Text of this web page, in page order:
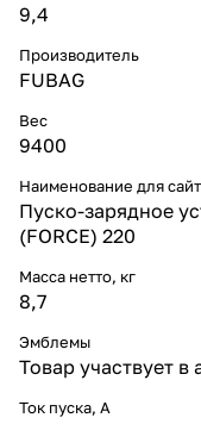
9,4
Производитель
FUBAG
Вес
9400
Наименование для
Пуско-зарядное
(FORCE) 220
Масса нетто, кг
8,7
Эмблемы
Товар участвует в
Ток пуска, А